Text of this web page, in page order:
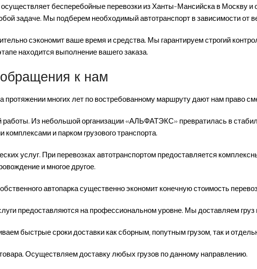
бесперебойные перевозки из Ханты-Мансийска в Москву и
задаче. Мы подберем необходимый автотранспорт в зависимости от
сэкономит ваше время и средства. Мы гарантируем строгий
находится выполнение вашего заказа.
к нам
протяжении многих лет по востребованному маршруту дают нам право
работы. Из небольшой организации «АЛЬФАТЭКС» превратилась в
и парком грузового транспорта.
услуг. При перевозках автотранспортом предоставляется
и многое другое.
автопарка существенно экономит конечную стоимость
предоставляются на профессиональном уровне. Мы доставляем груз
быстрые сроки доставки как сборным, попутным грузом, так и
Осуществляем доставку любых грузов по данному направлению.